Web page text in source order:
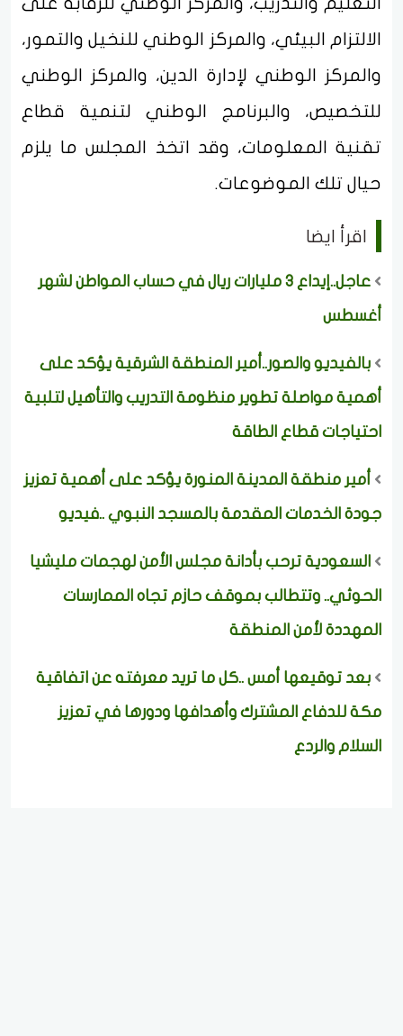
الالتزام البيئي، والمركز الوطني للنخيل والتمور،
والمركز الوطني لإدارة الدين، والمركز الوطني
للتخصيص، والبرنامج الوطني لتنمية قطاع
تقنية المعلومات، وقد اتخذ المجلس ما يلزم
حيال تلك الموضوعات.
اقرأ ايضا
عاجل..إيداع 3 مليارات ريال في حساب المواطن لشهر
أغسطس
بالفيديو والصور..أمير المنطقة الشرقية يؤكد على
أهمية مواصلة تطوير منظومة التدريب والتأهيل لتلبية
احتياجات قطاع الطاقة
أمير منطقة المدينة المنورة يؤكد على أهمية تعزيز
جودة الخدمات المقدمة بالمسجد النبوي ..فيديو
السعودية ترحب بأدانة مجلس الأمن لهجمات مليشيا
الحوثي.. وتتطالب بموقف حازم تجاه الممارسات
المهددة لأمن المنطقة
بعد توقيعها أمس ..كل ما تريد معرفته عن اتفاقية
مكة للدفاع المشترك وأهدافها ودورها في تعزيز
السلام والردع